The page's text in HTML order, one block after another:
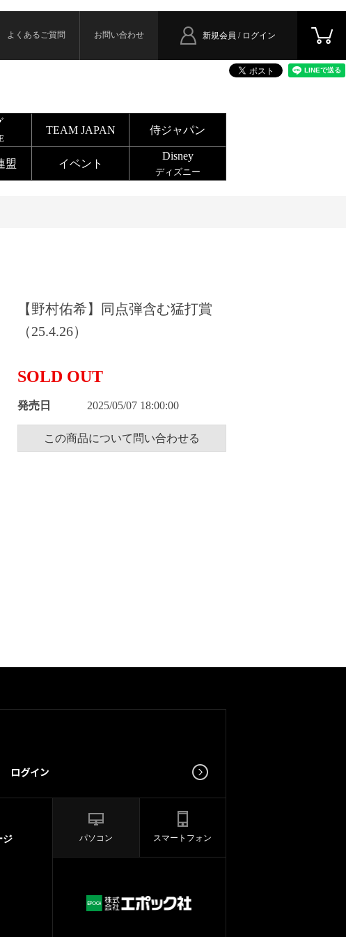
新規会員 / ログイン
よくあるご質問 お問い合わせ
TEAM JAPAN 侍ジャパン
盟 イベント
Disney
ディズニー
【野村佑希】同点弾含む猛打賞
（25.4.26）
SOLD OUT
発売日 2025/05/07 18:00:00
この商品について問い合わせる
ジ パソコン スマートフォン